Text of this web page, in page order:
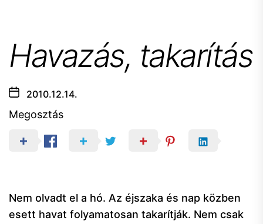
Havazás, takarítás
2010.12.14.
Megosztás
Nem olvadt el a hó. Az éjszaka és nap közben
esett havat folyamatosan takarítják. Nem csak